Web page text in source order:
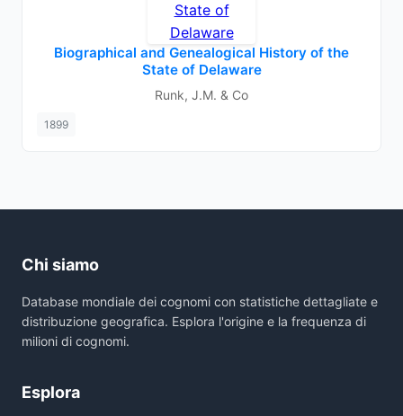
Biographical and Genealogical History of the
State of Delaware
Runk, J.M. & Co
1899
Chi siamo
Database mondiale dei cognomi con statistiche dettagliate e
distribuzione geografica. Esplora l'origine e la frequenza di
milioni di cognomi.
Esplora